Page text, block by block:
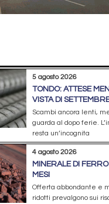
5 agosto 2026
TONDO: ATTESE
VISTA DI
Scambi ancora lenti,
guarda al dopo ferie.
resta un’incognita
4 agosto 2026
MINERALE DI
MESI
Offerta abbondante e
ridotti prevalgono sui